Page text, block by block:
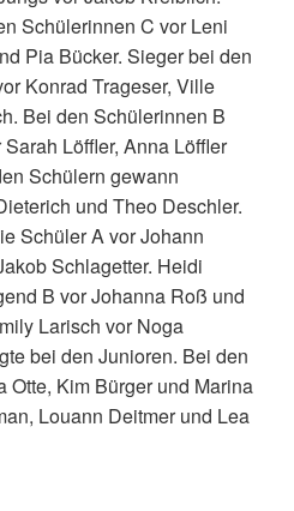
Schülerinnen C vor Leni
Pia Bücker. Sieger bei den
Konrad Trageser, Ville
Bei den Schülerinnen B
Löffler, Anna Löffler
Schülern gewann
und Theo Deschler.
Schüler A vor Johann
Schlagetter. Heidi
B vor Johanna Roß und
Larisch vor Noga
bei den Junioren. Bei den
Otte, Kim Bürger und Marina
Louann Deitmer und Lea